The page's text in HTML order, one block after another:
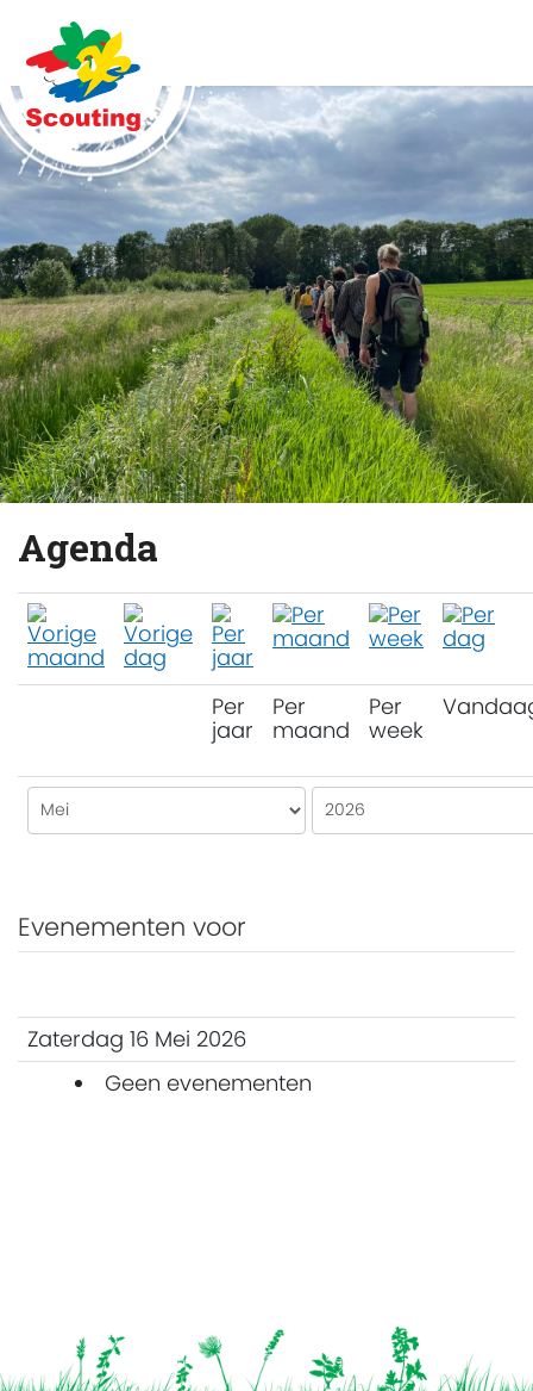
Agenda
Per
jaar
Per
maand
Per
week
Evenementen voor
Zaterdag 16 Mei 2026
Geen evenementen